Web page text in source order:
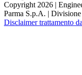
Copyright 2026 |
Parma S.p.A. |
Disclaimer trattamento